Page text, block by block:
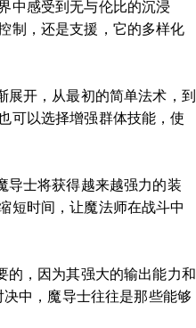
中感受到无与伦比的沉浸
制，还是支援，它的多样化
开，从最初的简单法术，到
可以选择增强群体技能，使
导士将获得越来越强力的装
短时间，让魔法师在战斗中
的，因为其强大的输出能力和
中，魔导士往往是那些能够